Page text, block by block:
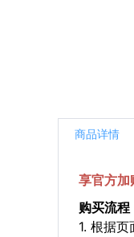
商品详情
享官方加
购买流程
1. 根据